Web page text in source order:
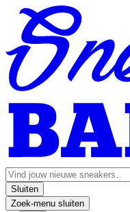
Sluiten
Zoek-menu sluiten